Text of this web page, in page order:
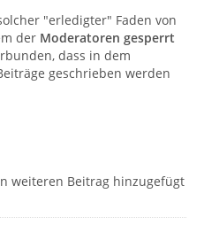
"erledigter" Faden von
der Moderatoren gesperrt
dass in dem
geschrieben werden
weiteren Beitrag hinzugefügt